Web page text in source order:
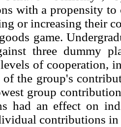
with a propensity to
or increasing their
game.
three dummy
of cooperation,
of the group's
group
had an effect on
contributions in